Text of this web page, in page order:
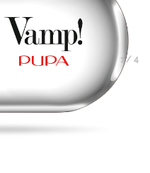
1 / 4